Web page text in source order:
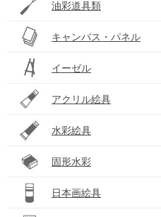
油彩道具類
キャンバス・パネル
イーゼル
アクリル絵具
水彩絵具
固形水彩
日本画絵具